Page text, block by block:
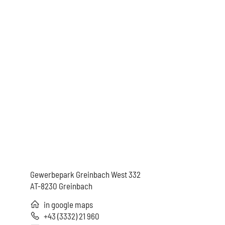
Gewerbepark Greinbach West 332
AT-8230 Greinbach
in google maps
+43 (3332) 21 960